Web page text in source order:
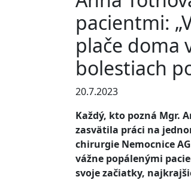
pacientmi:
plače doma
bolestiach
20.7.2023
Každý, kto pozná Mgr.
zasvätila práci na
chirurgie Nemocnice
vážne popálenými
svoje začiatky,